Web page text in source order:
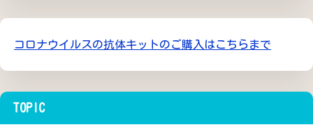
コロナウイルスの抗体キットのご購入はこちらまで
TOPIC